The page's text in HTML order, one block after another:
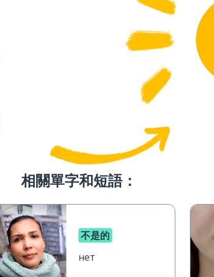
相關單字和短語：
不是的
нет